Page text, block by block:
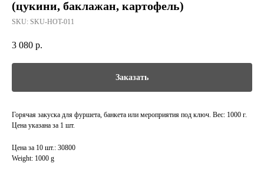
(цукини, баклажан, картофель)
SKU: SKU-HOT-011
3 080 р.
Заказать
Горячая закуска для фуршета, банкета или мероприятия под ключ. Вес: 1000 г.
Цена указана за 1 шт.
Цена за 10 шт.: 30800
Weight: 1000 g